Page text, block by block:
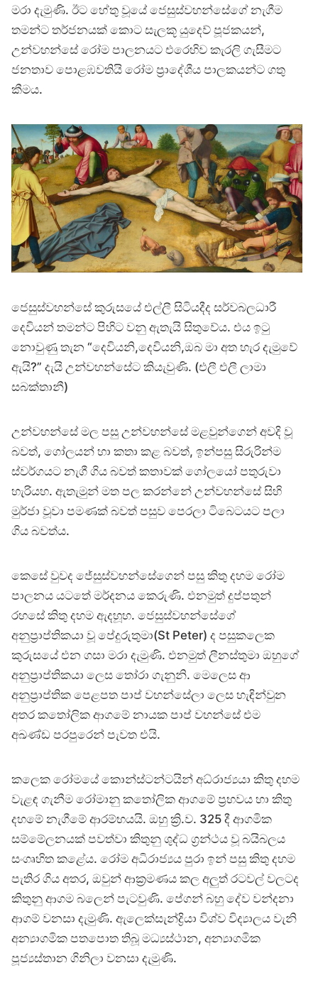
මරා දැමුණි. ඊට හේතු වූයේ ජෙසුස්වහන්සේගේ නැගීම
තමන්ට තර්ජනයක් කොට සැලකූ යුදෙව් පූජකයන්,
උන්වහන්සේ රෝම පාලනයට එරෙහිව කැරලි ගැසීමට
ජනතාව පොළඹවතියි රෝම ප්‍රාදේශීය පාලකයන්ට ගතු
කීමය.
ජෙසුස්වහන්සේ කුරුසයේ එල්ලී සිටියදීද සර්වබලධාරී
දෙවියන් තමන්ට පිහිට වනු ඇතැයි සිතුවේය. එය ඉටු
නොවුණු තැන “දෙවියනි,දෙවියනි,ඔබ මා අත හැර දැමුවේ
ඇයි?” දැයි උන්වහන්සේට කියැවුණි. (එලී එලී ලාමා
සබක්තානී)
උන්වහන්සේ මල පසු උන්වහන්සේ මළවුන්ගෙන් අවදි වූ
බවත්, ගෝලයන් හා කතා කළ බවත්, ඉන්පසු සිරුරින්ම
ස්වර්ගයට නැගී ගිය බවත් කතාවක් ගෝලයෝ පතුරුවා
හැරියහ. ඇතැමුන් මත පල කරන්නේ උන්වහන්සේ සිහි
මුර්ජා වූවා පමණක් බවත් පසුව පෙරලා ටිබෙටයට පලා
ගිය බවත්ය.
කෙසේ වුවද ජේසුස්වහන්සේගෙන් පසු කිතු දහම රෝම
පාලනය යටතේ මර්දනය කෙරුණි. එනමුත් දුප්පතුන්
රහසේ කිතු දහම ඇදහූහ. ජෙසුස්වහන්සේගේ
අනුප්‍රාප්තිකයා වූ පේදුරුතුමා(St Peter) ද පසුකලෙක
කුරුසයේ එන ගසා මරා දැමුණි. එනමුත් ලීනස්තුමා ඔහුගේ
අනුප්‍රාප්තිකයා ලෙස තෝරා ගැනුනි. මෙලෙස ආ
අනුප්‍රාප්තික පෙළපත පාප් වහන්සේලා ලෙස හැඳින්වුන
අතර කතෝලික ආගමේ නායක පාප් වහන්සේ එම
අඛණ්ඩ පරපුරෙන් පැවත එයි.
කලෙක රෝමයේ කොන්ස්ටන්ටයින් අධ්රාජ්‍යයා කිතු දහම
වැළඳ ගැනීම රෝමානු කතෝලික ආගමේ ප්‍රභවය හා කිතු
දහමේ නැගීමේ ආරම්භයයි. ඔහු ක්‍රි.ව. 325 දී ආගමික
සම්මේලනයක් පවත්වා කිතුනු ශුද්ධ ග්‍රන්ථය වූ බයිබලය
සංගෘහිත කළේය. රෝම අධිරාජ්‍යය පුරා ඉන් පසු කිතු දහම
පැතිර ගිය අතර, ඔවුන් ආක්‍රමණය කල අලුත් රටවල් වලටද
කිතුනු ආගම බලෙන් පැටවුණි. පේගන් බහු දේව වන්දනා
ආගම් වනසා දැමුණි. ඇලෙක්සැන්ද්‍රියා විශ්ව විද්‍යාලය වැනි
අන්‍යාගමික පතපොත තිබූ මධ්‍යස්ථාන, අන්‍යාගමික
පූජ්‍යස්තාන ගිනිලා වනසා දැමුණි.